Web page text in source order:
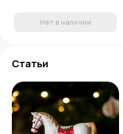
Нет в наличии
Статьи